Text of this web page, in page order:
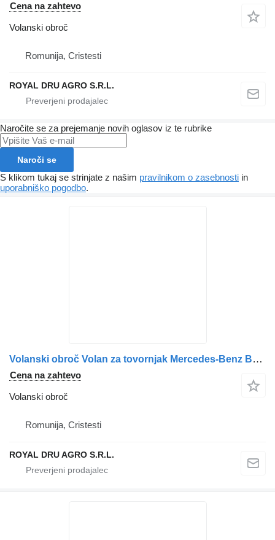
Cena na zahtevo
Volanski obroč
Romunija, Cristesti
ROYAL DRU AGRO S.R.L.
Naročite se za prejemanje novih oglasov iz te rubrike
Naroči se
S klikom tukaj se strinjate z našim pravilnikom o zasebnosti in
uporabniško pogodbo.
Volanski obroč Volan za tovornjak Mercedes-Benz Benz Original A9434640801 / A9734640031
Cena na zahtevo
Volanski obroč
Romunija, Cristesti
ROYAL DRU AGRO S.R.L.